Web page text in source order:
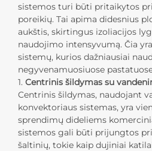
sistemos turi būti pritaikytos
poreikių. Tai apima didesnius
aukštis, skirtingus izoliacijos
naudojimo intensyvumą. Čia
sistemų, kurios dažniausiai
negyvenamuosiuose
1. Centrinis šildymas su
Centrinis šildymas, naudojant
konvektoriaus sistemas, yra
sprendimų dideliems
sistemos gali būti prijungtos
šaltinių, tokie kaip dujiniai